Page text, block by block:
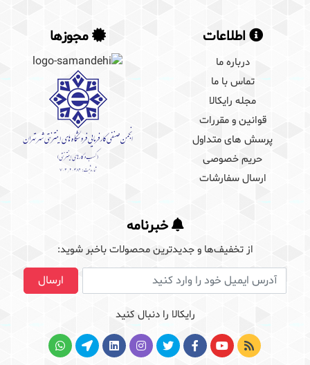
اطلاعات
درباره ما
تماس با ما
مجله رایکالا
قوانین و مقررات
پرسش های متداول
حریم خصوصی
ارسال سفارشات
مجوزها
خبرنامه
از تخفیف‌ها و جدیدترین‌ محصولات باخبر شوید:
آدرس ایمیل ارسال
رایکالا را دنبال کنید